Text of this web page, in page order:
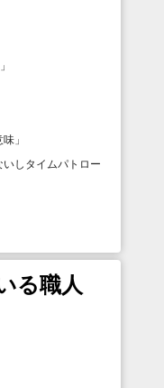
」
味 」
しタイムパトロー
る職人